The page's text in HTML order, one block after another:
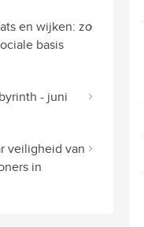
en wijken: zo
basis
- juni
veiligheid van
in